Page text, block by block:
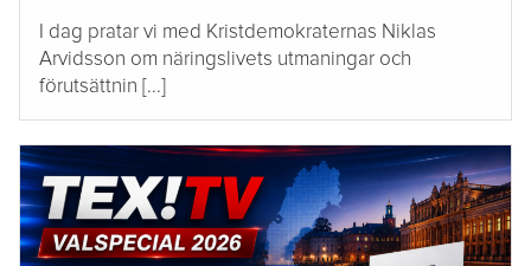
I dag pratar vi med Kristdemokraternas Niklas
Arvidsson om näringslivets utmaningar och
förutsättnin [...]